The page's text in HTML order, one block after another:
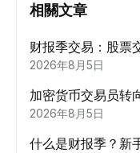
相關文章
财报季交易：股票
2026年8月5日
加密货币交易员转
2026年8月5日
什么是财报季？新